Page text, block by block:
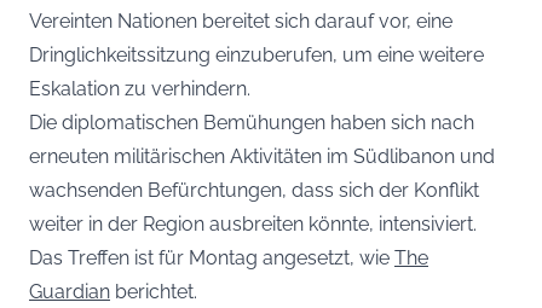
Vereinten Nationen bereitet sich darauf vor, eine
Dringlichkeitssitzung einzuberufen, um eine weitere
Eskalation zu verhindern.
Die diplomatischen Bemühungen haben sich nach
erneuten militärischen Aktivitäten im Südlibanon und
wachsenden Befürchtungen, dass sich der Konflikt
weiter in der Region ausbreiten könnte, intensiviert.
Das Treffen ist für Montag angesetzt, wie The
Guardian berichtet.